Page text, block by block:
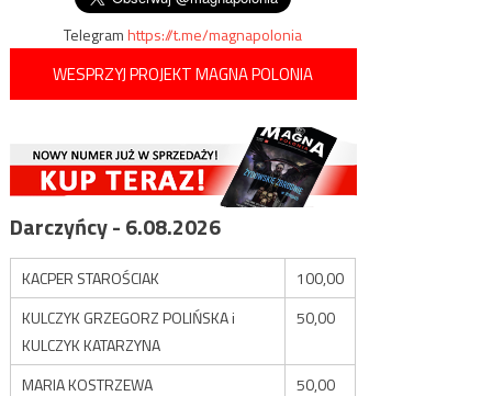
Telegramhttps://t.me/magnapolonia
WESPRZYJ PROJEKT MAGNA POLONIA
Darczyńcy - 6.08.2026
KACPER STAROŚCIAK
100,00
KULCZYK GRZEGORZ POLIŃSKA i
KULCZYK KATARZYNA
50,00
MARIA KOSTRZEWA 50,00